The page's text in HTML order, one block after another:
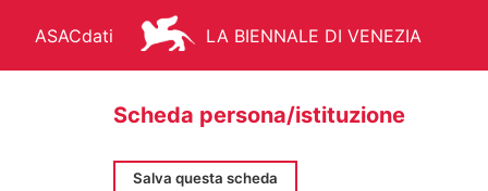
ASACdati LA BIENNALE DI VENEZIA
Scheda persona/istituzione
Salva questa scheda